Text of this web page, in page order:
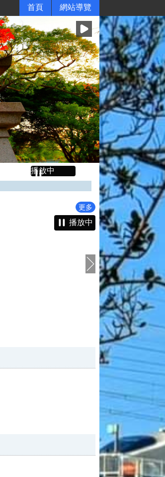
首頁 網站導覽
播放中
公益揭弊者保護法已於114年7月22日施行，法務部廉政署為保障揭弊者權益，使本法適用對象、受理揭弊機關及社會各界均能充分瞭解立法目的、規範架構、揭弊程序及揭弊者相關權益保障等事項，業將相關資料置於揭弊者保護專區。
播放中
更多